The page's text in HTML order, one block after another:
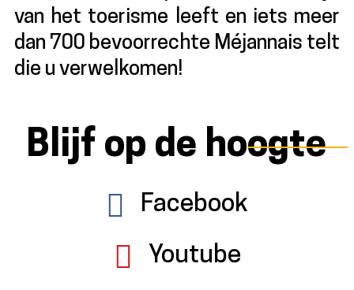
van het toerisme leeft en iets meer
dan 700 bevoorrechte Méjannais telt
die u verwelkomen!
Blijf op de hoogte
Facebook
Youtube